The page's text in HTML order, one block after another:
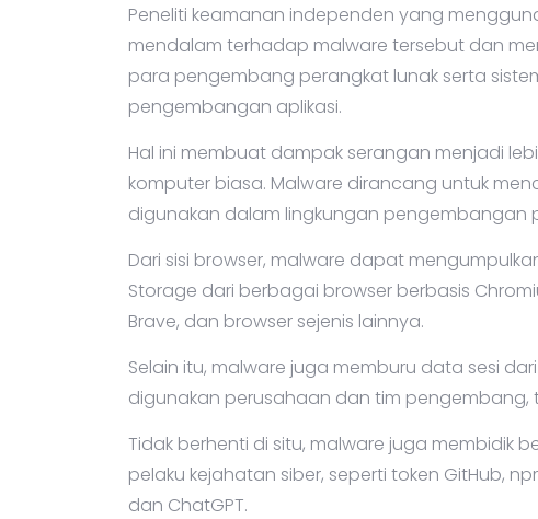
Peneliti keamanan independen yang
mendalam terhadap malware tersebut dan
para pengembang perangkat lunak serta
pengembangan aplikasi.
Hal ini membuat dampak serangan menjadi
komputer biasa. Malware dirancang untuk
digunakan dalam lingkungan pengembangan
Dari sisi browser, malware dapat
Storage dari berbagai browser berbasis
Brave, dan browser sejenis lainnya.
Selain itu, malware juga memburu data sesi
digunakan perusahaan dan tim pengembang,
Tidak berhenti di situ, malware juga membidik
pelaku kejahatan siber, seperti token GitHub,
dan ChatGPT.